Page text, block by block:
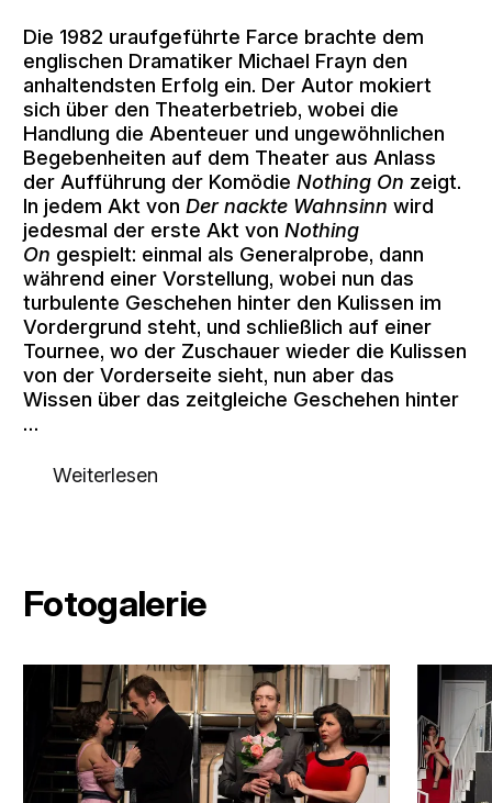
Die 1982 uraufgeführte Farce brachte dem
englischen Dramatiker Michael Frayn den
anhaltendsten Erfolg ein. Der Autor mokiert
sich über den Theaterbetrieb, wobei die
Handlung die Abenteuer und ungewöhnlichen
Begebenheiten auf dem Theater aus Anlass
der Aufführung der KomödieNothing On zeigt.
In jedem Akt vonDer nackte Wahnsinn wird
jedesmal der erste Akt vonNothing
On gespielt: einmal als Generalprobe, dann
während einer Vorstellung, wobei nun das
turbulente Geschehen hinter den Kulissen im
Vordergrund steht, und schließlich auf einer
Tournee, wo der Zuschauer wieder die Kulissen
von der Vorderseite sieht, nun aber das
Wissen über das zeitgleiche Geschehen hinter
…
Weiterlesen
Fotogalerie